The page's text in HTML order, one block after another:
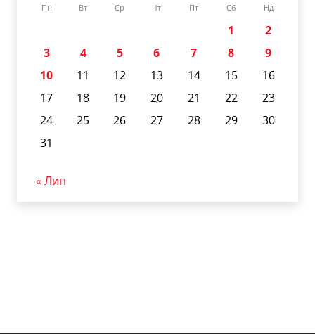
Пн Вт Ср Чт Пт Сб Нд
1
2
3
4 5 6 7 8
9
10
11 12 13 14 15
16
17
18 19 20 21 22
23
24
25 26 27 28 29
30
31
« Лип